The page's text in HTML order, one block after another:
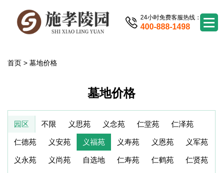
24小时免费客服热线：
400-888-1498
首页 > 墓地价格
墓地价格
园区 不限 义思苑 义念苑 仁堂苑 仁泽苑
仁德苑 义安苑 义福苑 义寿苑 义恩苑 义军苑
义永苑 义尚苑 自选地 仁寿苑 仁鹤苑 仁贤苑